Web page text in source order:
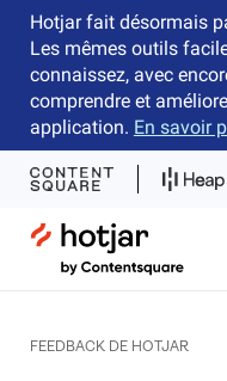
Hotjar fait désormais
Les mêmes outils
connaissez, avec
comprendre et
application. En savoir
Hotjar Logo
FEEDBACK DE HOTJAR